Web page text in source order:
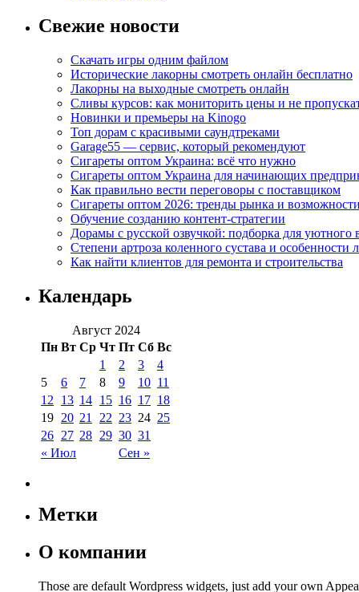
Свежие новости
Скачать игры одним файлом
Исторические лакорны смотреть онлайн бесплатно
Лакорны на выходные смотреть онлайн
Сливы курсов: как мониторить цены и не
Новинки и премьеры на Kinogo
Топ дорам с красивыми саундтреками
Garage55 — сервис, который рекомендуют
Сигареты оптом Украина: всё что нужно
Сигареты оптом Украина для начинающих
Как правильно вести переговоры с поставщиком
Сигареты оптом 2026: тренды рынка и возможности
Обучение созданию контент-стратегии
Дорамы с русской озвучкой: подборка для уютного
Степени артроза коленного сустава и особенности
Как найти клиентов для ремонта и строительства
Календарь
Август 2024
Пн Вт Ср Чт Пт Сб Вс
« Июл Сен »
1 2 3
4
5
6 7 8 9 10 11
12
13 14 15 16 17 18
19 20 21 22 23 24 25
26 27 28 29 30 31
Метки
О компании
Those are default Wordpress widgets, just add your own